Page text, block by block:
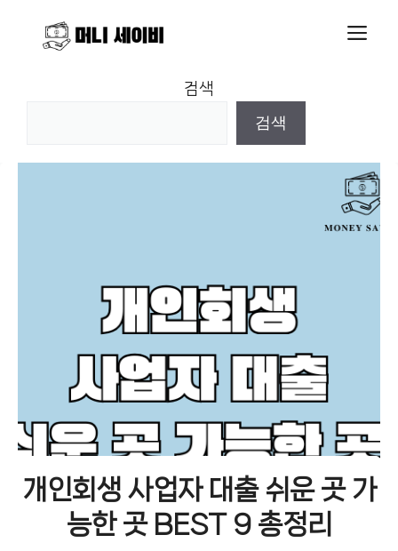
검색
검색
개인회생 사업자 대출 쉬운 곳 가
능한 곳 BEST 9 총정리